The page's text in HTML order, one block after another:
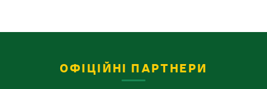
ОФІЦІЙНІ ПАРТНЕРИ